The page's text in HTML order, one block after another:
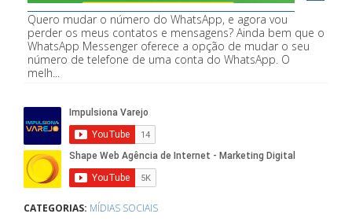
Quero mudar o número do WhatsApp, e agora vou
perder os meus contatos e mensagens? Ainda bem que o
WhatsApp Messenger oferece a opção de mudar o seu
número de telefone de uma conta do WhatsApp. O
melh...
CATEGORIAS: MÍDIAS SOCIAIS